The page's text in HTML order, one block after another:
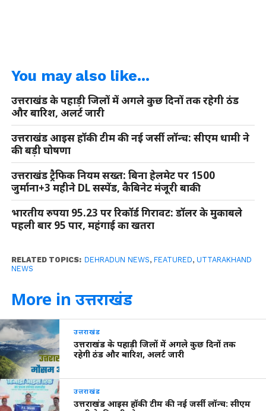
You may also like...
उत्तराखंड के पहाड़ी जिलों में अगले कुछ दिनों तक रहेगी ठंड
और बारिश, अलर्ट जारी
उत्तराखंड आइस हॉकी टीम की नई जर्सी लॉन्च: सीएम धामी ने
की बड़ी घोषणा
उत्तराखंड ट्रैफिक नियम सख्त: बिना हेलमेट पर 1500
जुर्माना+3 महीने DL सस्पेंड, कैबिनेट मंजूरी बाकी
भारतीय रुपया 95.23 पर रिकॉर्ड गिरावट: डॉलर के मुकाबले
पहली बार 95 पार, महंगाई का खतरा
RELATED TOPICS: DEHRADUN NEWS, FEATURED, UTTARAKHAND
NEWS
More in उत्तराखंड
उत्तराखंड
उत्तराखंड के पहाड़ी जिलों में अगले कुछ दिनों तक
रहेगी ठंड और बारिश, अलर्ट जारी
उत्तराखंड
उत्तराखंड आइस हॉकी टीम की नई जर्सी लॉन्च: सीएम